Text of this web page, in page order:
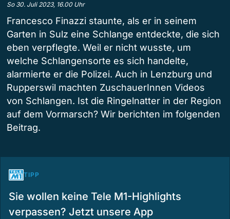
So 30. Juli 2023, 16.00 Uhr
Francesco Finazzi staunte, als er in seinem
Garten in Sulz eine Schlange entdeckte, die sich
eben verpflegte. Weil er nicht wusste, um
welche Schlangensorte es sich handelte,
alarmierte er die Polizei. Auch in Lenzburg und
Rupperswil machten ZuschauerInnen Videos
von Schlangen. Ist die Ringelnatter in der Region
auf dem Vormarsch? Wir berichten im folgenden
Beitrag.
TIPP
Sie wollen keine Tele M1-Highlights
verpassen? Jetzt unsere App